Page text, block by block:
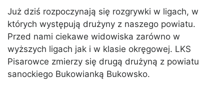
Już dziś rozpoczynają się rozgrywki w ligach, w
których występują drużyny z naszego powiatu.
Przed nami ciekawe widowiska zarówno w
wyższych ligach jak i w klasie okręgowej. LKS
Pisarowce zmierzy się drugą drużyną z powiatu
sanockiego Bukowianką Bukowsko.